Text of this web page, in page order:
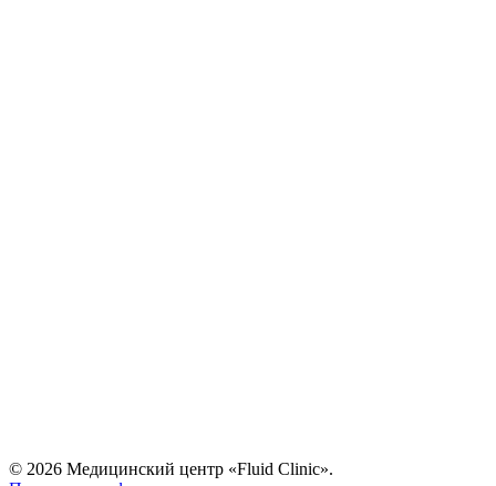
© 2026 Медицинский центр «Fluid Clinic».